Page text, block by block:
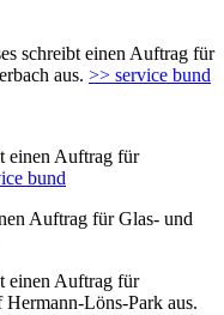
schreibt einen Auftrag für
aus. >> service bund
einen Auftrag für
bund
Auftrag für Glas- und
einen Auftrag für
Löns-Park aus.